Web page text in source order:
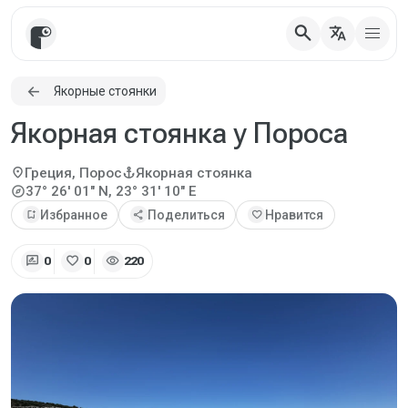
search translate
Якорные стоянки
Якорная стоянка у Пороса
location_onГреция, ПоросanchorЯкорная стоянка
explore37° 26' 01" N, 23° 31' 10" E
bookmark_add Избранное share Поделиться favorite Нравится
rate_review 0 favorite 0 visibility 220